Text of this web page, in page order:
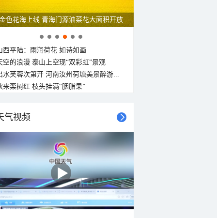
色花海上线 青海门源油菜花大面积开放
西平陆：雨润荷花 如诗如画
空的浪漫 泰山上空现“双彩虹”景观
水芙蓉次第开 河南汝州荷塘美景醉游...
来栾树红 枝头挂满“胭脂果”
气视频